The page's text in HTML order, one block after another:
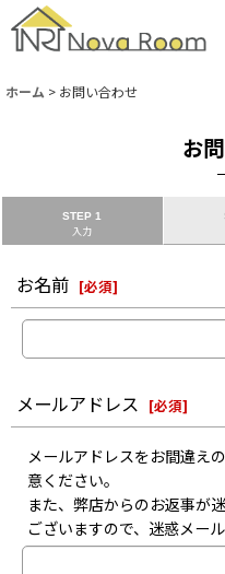
ホーム > お問い合わせ
お
STEP 1
入力
お名前 [必須]
メールアドレス [必須]
メールアドレスをお間違え
意ください。
また、弊店からのお返事が
ございますので、迷惑メー